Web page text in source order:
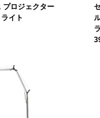
プロジェクター
イト